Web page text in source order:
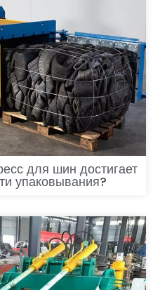
для шин достигает
упаковывания?